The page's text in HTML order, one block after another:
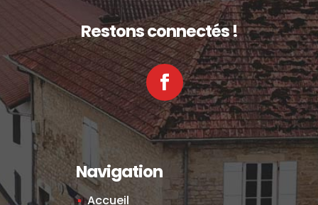
Restons connectés !
Facebook
Navigation
Accueil